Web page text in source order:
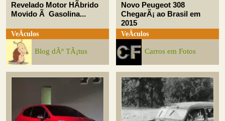
Revelado Motor HÃ­brido
Movido Ã Gasolina...
VeÃ­culos
Blog dÃº TÃ¡tus
Novo Peugeot 308
ChegarÃ¡ ao Brasil em
2015
VeÃ­culos
Carros em Fotos